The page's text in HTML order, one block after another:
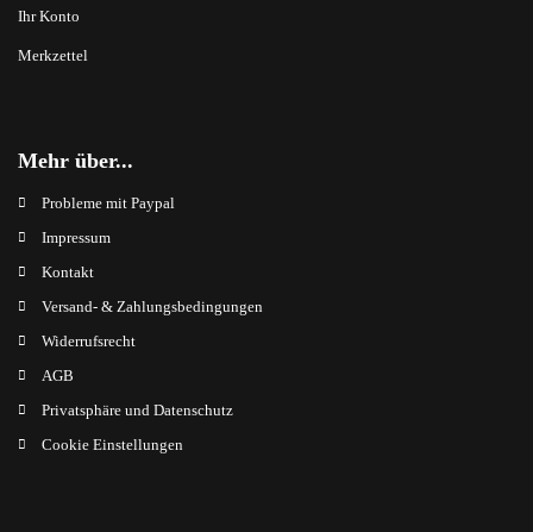
Ihr Konto
Merkzettel
Mehr über...
Probleme mit Paypal
Impressum
Kontakt
Versand- & Zahlungsbedingungen
Widerrufsrecht
AGB
Privatsphäre und Datenschutz
Cookie Einstellungen